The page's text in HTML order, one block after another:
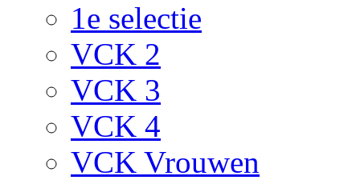
1e selectie
VCK 2
VCK 3
VCK 4
VCK Vrouwen